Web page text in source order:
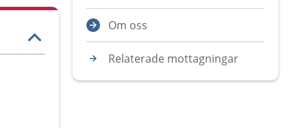
Om oss
Relaterade mottagningar